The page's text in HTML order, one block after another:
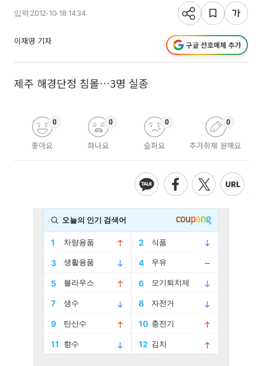
입력 2012-10-18 14:34
이재영 기자 구글 선호매체 추가
제주 해경단정 침몰…3명 실종
좋아요
0
화나요
0
슬퍼요
0
추가취재 원해요
0